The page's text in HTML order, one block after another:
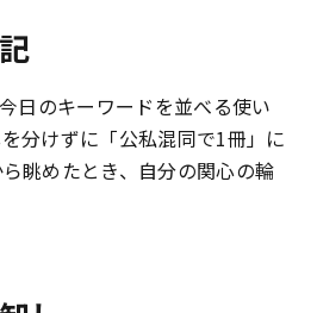
日のキーワードを並べる使い
分けずに「公私混同で1冊」に
眺めたとき、自分の関心の輪